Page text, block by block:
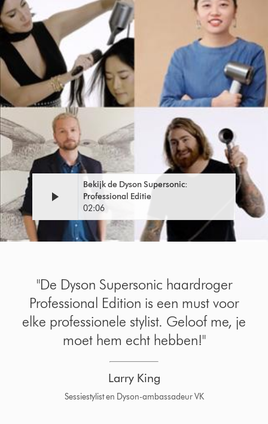
Bekijk de Dyson Supersonic:
Professional Editie
02:06
"De Dyson Supersonic haardroger
Professional Edition is een must voor
elke professionele stylist. Geloof me, je
moet hem echt hebben!"
Larry King
Sessiestylist en Dyson-ambassadeur VK